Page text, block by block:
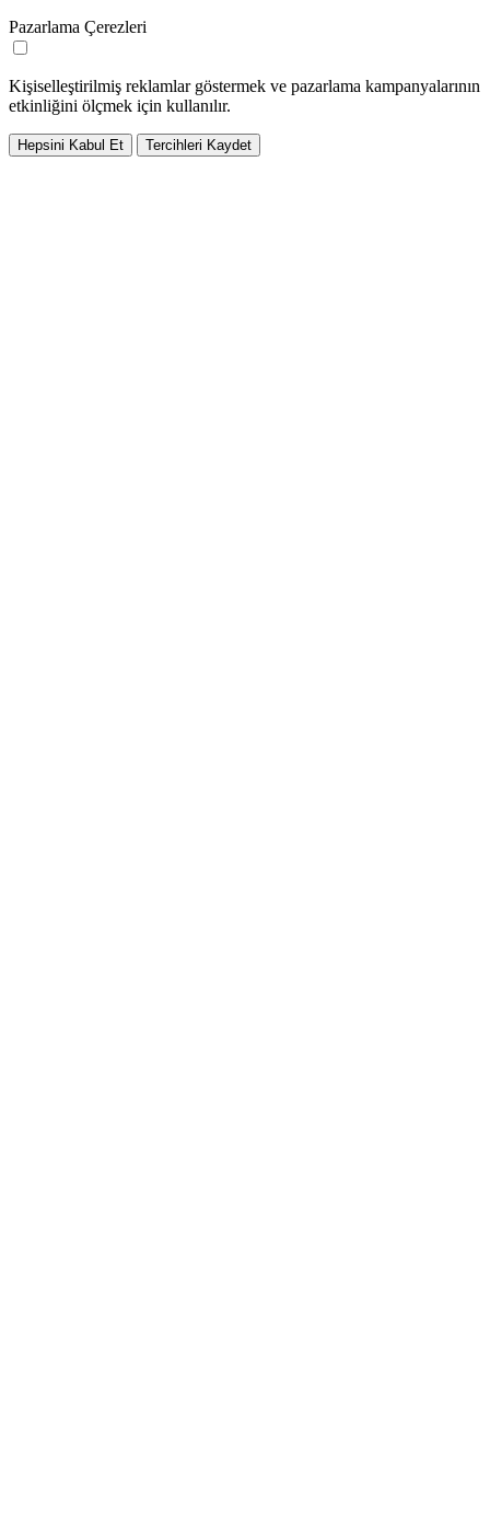
Pazarlama Çerezleri
Kişiselleştirilmiş reklamlar göstermek ve pazarlama kampanyalarının
etkinliğini ölçmek için kullanılır.
Hepsini Kabul Et Tercihleri Kaydet